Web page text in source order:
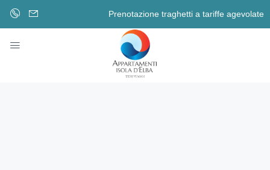
Prenotazione traghetti a tariffe agevolate